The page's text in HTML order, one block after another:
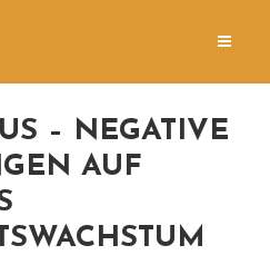
– NEGATIVE
AUF